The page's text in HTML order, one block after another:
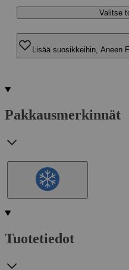
Valitse
Lisää suosikkeihin, Aneen
Pakkausmerkinnät
Tuotetiedot